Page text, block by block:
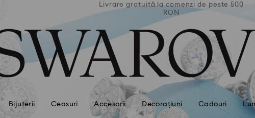
Livrare gratuită la comenzi de peste 500
RON
Bijuterii Ceasuri Accesorii Decorațiuni Cadouri